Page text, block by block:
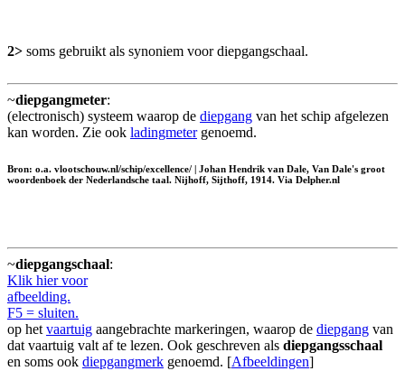
2> soms gebruikt als synoniem voor diepgangschaal.
~diepgangmeter:
(electronisch) systeem waarop de diepgang van het schip afgelezen
kan worden. Zie ook ladingmetergenoemd.
Bron: o.a. vlootschouw.nl/schip/excellence/ | Johan Hendrik van Dale, Van Dale's groot
woordenboek der Nederlandsche taal. Nijhoff, Sijthoff, 1914. Via Delpher.nl
~diepgangschaal:
Klik hier voor
afbeelding.
F5 = sluiten.
op hetvaartuig aangebrachte markeringen, waarop de diepgang van
dat vaartuig valt af te lezen. Ook geschreven als diepgangsschaal
en soms ook diepgangmerk genoemd. [Afbeeldingen]